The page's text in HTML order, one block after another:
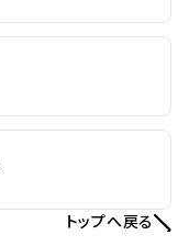
トップへ戻る